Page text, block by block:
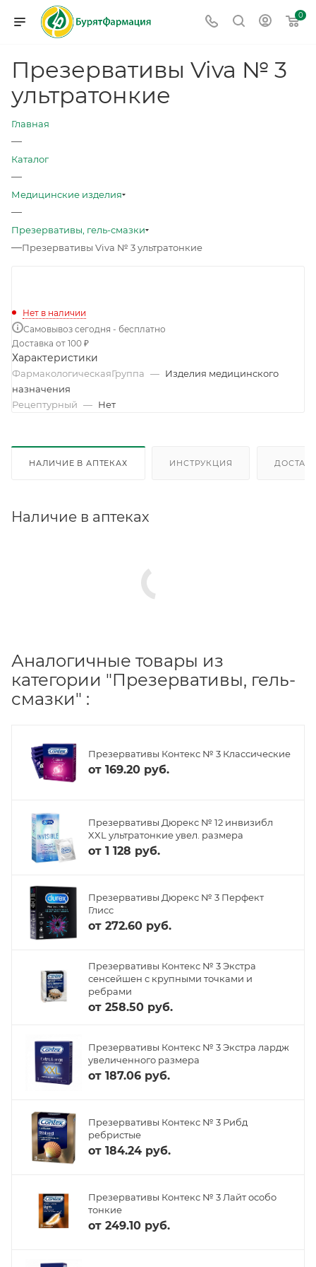
0
Презервативы Viva № 3
ультратонкие
Главная
—
Каталог
—
Медицинские изделия
—
Презервативы, гель-смазки
—Презервативы Viva № 3 ультратонкие
Нет в наличии
Самовывоз сегодня - бесплатно
Доставка от 100 ₽
Характеристики
ФармакологическаяГруппа — Изделия медицинского
назначения
Рецептурный — Нет
НАЛИЧИЕ В АПТЕКАХ ИНСТРУКЦИЯ
Наличие в аптеках
Аналогичные товары из
категории "Презервативы, гель-
смазки" :
Презервативы Контекс № 3 Классические
от 169.20 руб.
Презервативы Дюрекс № 12 инвизибл
XXL ультратонкие увел. размера
от 1 128 руб.
Презервативы Дюрекс № 3 Перфект
Глисс
от 272.60 руб.
Презервативы Контекс № 3 Экстра
сенсейшен с крупными точками и
ребрами
от 258.50 руб.
Презервативы Контекс № 3 Экстра лардж
увеличенного размера
от 187.06 руб.
Презервативы Контекс № 3 Рибд
ребристые
от 184.24 руб.
Презервативы Контекс № 3 Лайт особо
тонкие
от 249.10 руб.